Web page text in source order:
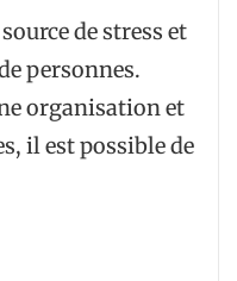
de stress et
personnes.
organisation et
il est possible de